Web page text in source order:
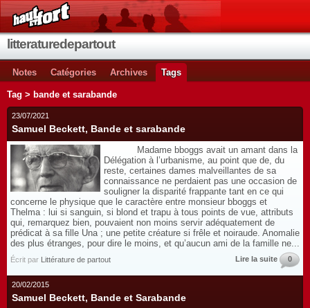
litteraturedepartout
Notes Catégories Archives Tags
Tag > bande et sarabande
23/07/2021
Samuel Beckett, Bande et sarabande
Madame bboggs avait un amant dans la
Délégation à l’urbanisme, au point que de, du
reste, certaines dames malveillantes de sa
connaissance ne perdaient pas une occasion de
souligner la disparité frappante tant en ce qui
concerne le physique que le caractère entre monsieur bboggs et
Thelma : lui si sanguin, si blond et trapu à tous points de vue, attributs
qui, remarquez bien, pouvaient non moins servir adéquatement de
prédicat à sa fille Una ; une petite créature si frêle et noiraude. Anomalie
des plus étranges, pour dire le moins, et qu’aucun ami de la famille ne...
Écrit par Littérature de partout Lire la suite 0
20/02/2015
Samuel Beckett, Bande et Sarabande